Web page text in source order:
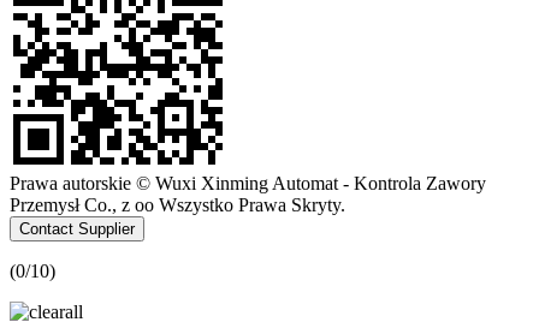
Prawa autorskie © Wuxi Xinming Automat - Kontrola Zawory
Przemysł Co., z oo Wszystko Prawa Skryty.
Contact Supplier
(0/10)